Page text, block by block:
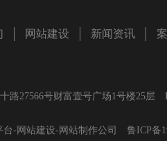
网站建设 新闻资讯
路27566号财富壹号广场1号楼25层
台-网站建设-网站制作公司 鲁ICP备